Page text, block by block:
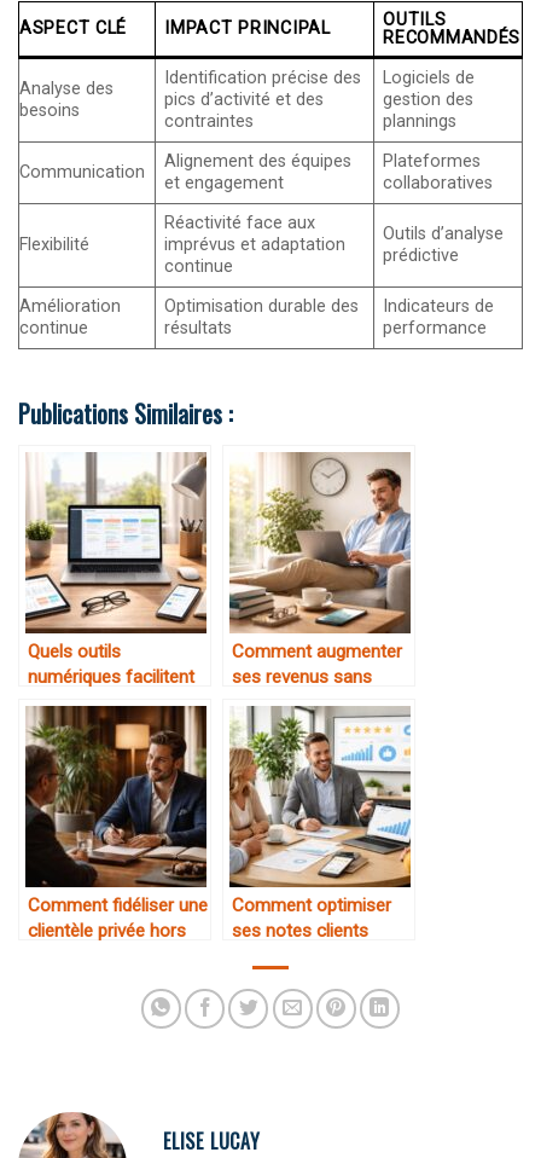
ASPECT CLÉ IMPACT PRINCIPAL
OUTILS
RECOMMANDÉS
Analyse des
besoins
Identification précise des
pics d’activité et des
contraintes
Logiciels de
gestion des
plannings
Communication
Alignement des équipes
et engagement
Plateformes
collaboratives
Flexibilité
Réactivité face aux
imprévus et adaptation
continue
Outils d’analyse
prédictive
Amélioration
continue
Optimisation durable des
résultats
Indicateurs de
performance
Publications Similaires :
Quels outils
numériques facilitent
la gestion quotidienne
Comment augmenter
ses revenus sans
travailler plus d’heures
Comment fidéliser une
clientèle privée hors
Comment optimiser
ses notes clients
ELISE LUCAY